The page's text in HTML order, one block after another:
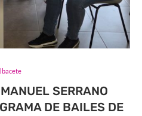
SERRANO
DE BAILES DE